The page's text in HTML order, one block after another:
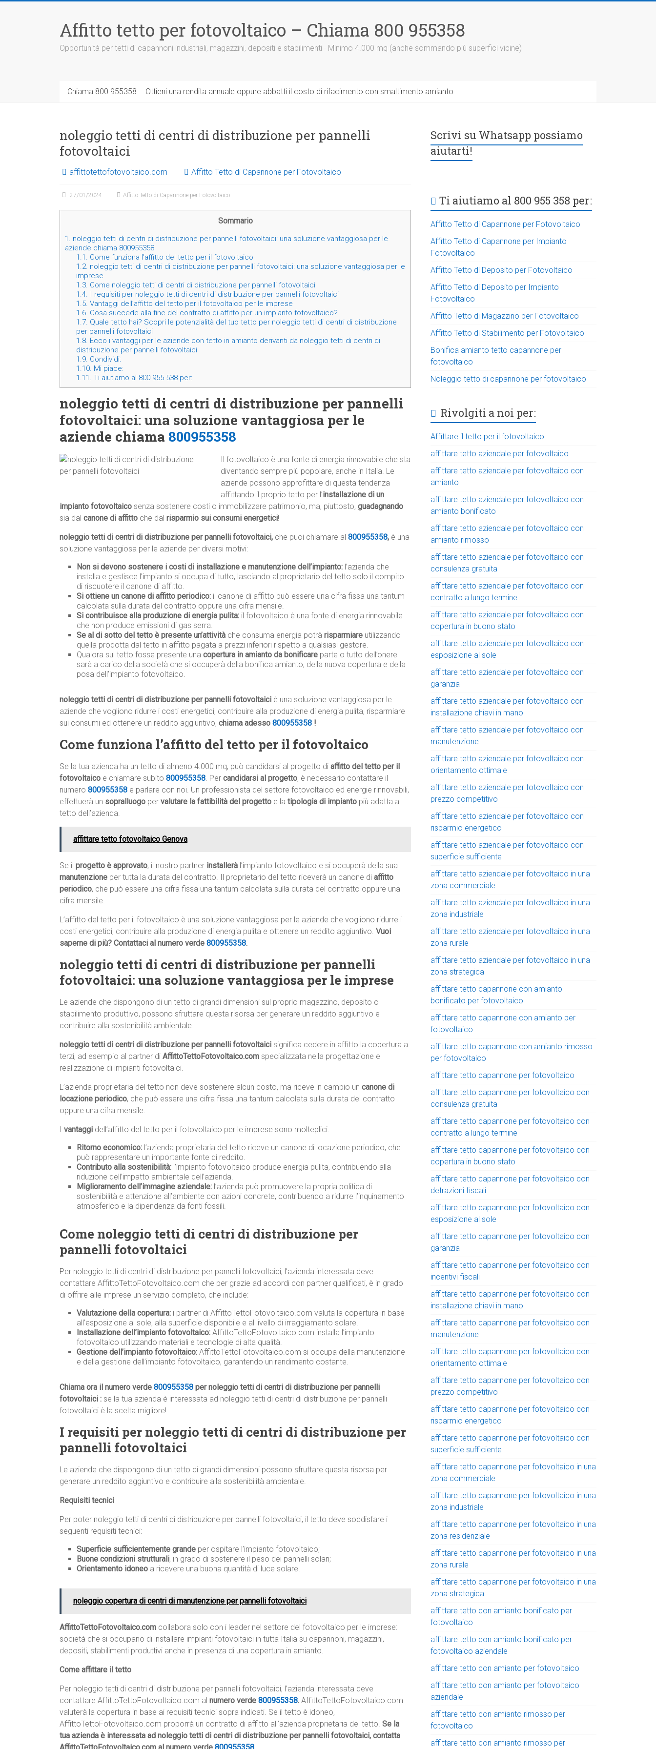
Affitto tetto per fotovoltaico – Chiama 800 955358
Opportunità per tetti di capannoni industriali, magazzini, depositi e stabilimenti · Minimo 4.000 mq (anche sommando più superfici vicine)
Chiama 800 955358 – Ottieni una rendita annuale oppure abbatti il costo di rifacimento con smaltimento amianto
noleggio tetti di centri di distribuzione per pannelli
fotovoltaici
affittotettofotovoltaico.com Affitto Tetto di Capannone per Fotovoltaico
27/01/2024 Affitto Tetto di Capannone per Fotovoltaico
Sommario
1. noleggio tetti di centri di distribuzione per pannelli fotovoltaici: una soluzione vantaggiosa per le
aziende chiama 800955358
1.1. Come funziona l’affitto del tetto per il fotovoltaico
1.2. noleggio tetti di centri di distribuzione per pannelli fotovoltaici: una soluzione vantaggiosa per le
imprese
1.3. Come noleggio tetti di centri di distribuzione per pannelli fotovoltaici
1.4. I requisiti per noleggio tetti di centri di distribuzione per pannelli fotovoltaici
1.5. Vantaggi dell’affitto del tetto per il fotovoltaico per le imprese
1.6. Cosa succede alla fine del contratto di affitto per un impianto fotovoltaico?
1.7. Quale tetto hai? Scopri le potenzialità del tuo tetto per noleggio tetti di centri di distribuzione
per pannelli fotovoltaici
1.8. Ecco i vantaggi per le aziende con tetto in amianto derivanti da noleggio tetti di centri di
distribuzione per pannelli fotovoltaici
1.9. Condividi:
1.10. Mi piace:
1.11. Ti aiutiamo al 800 955 538 per:
noleggio tetti di centri di distribuzione per pannelli
fotovoltaici: una soluzione vantaggiosa per le
aziende chiama 800955358
Il fotovoltaico è una fonte di energia rinnovabile che sta
diventando sempre più popolare, anche in Italia. Le
aziende possono approfittare di questa tendenza
affittando il proprio tetto per l’installazione di un
impianto fotovoltaico senza sostenere costi o immobilizzare patrimonio, ma, piuttosto, guadagnando
sia dal canone di affitto che dal risparmio sui consumi energetici!
noleggio tetti di centri di distribuzione per pannelli fotovoltaici, che puoi chiamare al 800955358, è una
soluzione vantaggiosa per le aziende per diversi motivi:
Non si devono sostenere i costi di installazione e manutenzione dell’impianto: l’azienda che
installa e gestisce l’impianto si occupa di tutto, lasciando al proprietario del tetto solo il compito
di riscuotere il canone di affitto.
Si ottiene un canone di affitto periodico: il canone di affitto può essere una cifra fissa una tantum
calcolata sulla durata del contratto oppure una cifra mensile.
Si contribuisce alla produzione di energia pulita: il fotovoltaico è una fonte di energia rinnovabile
che non produce emissioni di gas serra.
Se al di sotto del tetto è presente un’attività che consuma energia potrà risparmiare utilizzando
quella prodotta dal tetto in affitto pagata a prezzi inferiori rispetto a qualsiasi gestore.
Qualora sul tetto fosse presente una copertura in amianto da bonificare parte o tutto dell’onere
sarà a carico della società che si occuperà della bonifica amianto, della nuova copertura e della
posa dell’impianto fotovoltaico.
noleggio tetti di centri di distribuzione per pannelli fotovoltaici è una soluzione vantaggiosa per le
aziende che vogliono ridurre i costi energetici, contribuire alla produzione di energia pulita, risparmiare
sui consumi ed ottenere un reddito aggiuntivo, chiama adesso 800955358 !
Come funziona l’affitto del tetto per il fotovoltaico
Se la tua azienda ha un tetto di almeno 4.000 mq, può candidarsi al progetto di affitto del tetto per il
fotovoltaico e chiamare subito 800955358. Per candidarsi al progetto, è necessario contattare il
numero 800955358 e parlare con noi. Un professionista del settore fotovoltaico ed energie rinnovabili,
effettuerà un sopralluogo per valutare la fattibilità del progetto e la tipologia di impianto più adatta al
tetto dell’azienda.
affittare tetto fotovoltaico Genova
Se il progetto è approvato, il nostro partner installerà l’impianto fotovoltaico e si occuperà della sua
manutenzione per tutta la durata del contratto. Il proprietario del tetto riceverà un canone di affitto
periodico, che può essere una cifra fissa una tantum calcolata sulla durata del contratto oppure una
cifra mensile.
L’affitto del tetto per il fotovoltaico è una soluzione vantaggiosa per le aziende che vogliono ridurre i
costi energetici, contribuire alla produzione di energia pulita e ottenere un reddito aggiuntivo. Vuoi
saperne di più? Contattaci al numero verde 800955358.
noleggio tetti di centri di distribuzione per pannelli
fotovoltaici: una soluzione vantaggiosa per le imprese
Le aziende che dispongono di un tetto di grandi dimensioni sul proprio magazzino, deposito o
stabilimento produttivo, possono sfruttare questa risorsa per generare un reddito aggiuntivo e
contribuire alla sostenibilità ambientale.
noleggio tetti di centri di distribuzione per pannelli fotovoltaici significa cedere in affitto la copertura a
terzi, ad esempio al partner di AffittoTettoFotovoltaico.com specializzata nella progettazione e
realizzazione di impianti fotovoltaici.
L’azienda proprietaria del tetto non deve sostenere alcun costo, ma riceve in cambio un canone di
locazione periodico, che può essere una cifra fissa una tantum calcolata sulla durata del contratto
oppure una cifra mensile.
vantaggi dell’affitto del tetto per il fotovoltaico per le imprese sono molteplici:
Ritorno economico: l’azienda proprietaria del tetto riceve un canone di locazione periodico, che
può rappresentare un importante fonte di reddito.
Contributo alla sostenibilità: l’impianto fotovoltaico produce energia pulita, contribuendo alla
riduzione dell’impatto ambientale dell’azienda.
Miglioramento dell’immagine aziendale: l’azienda può promuovere la propria politica di
sostenibilità e attenzione all’ambiente con azioni concrete, contribuendo a ridurre l’inquinamento
atmosferico e la dipendenza da fonti fossili.
Come noleggio tetti di centri di distribuzione per
pannelli fotovoltaici
Per noleggio tetti di centri di distribuzione per pannelli fotovoltaici, l’azienda interessata deve
contattare AffittoTettoFotovoltaico.com che per grazie ad accordi con partner qualificati, è in grado
di offrire alle imprese un servizio completo, che include:
Valutazione della copertura: i partner di AffittoTettoFotovoltaico.com valuta la copertura in base
all’esposizione al sole, alla superficie disponibile e al livello di irraggiamento solare.
Installazione dell’impianto fotovoltaico: AffittoTettoFotovoltaico.com installa l’impianto
fotovoltaico utilizzando materiali e tecnologie di alta qualità.
Gestione dell’impianto fotovoltaico: AffittoTettoFotovoltaico.com si occupa della manutenzione
e della gestione dell’impianto fotovoltaico, garantendo un rendimento costante.
Chiama ora il numero verde 800955358 per noleggio tetti di centri di distribuzione per pannelli
fotovoltaici : se la tua azienda è interessata ad noleggio tetti di centri di distribuzione per pannelli
fotovoltaici è la scelta migliore!
I requisiti per noleggio tetti di centri di distribuzione per
pannelli fotovoltaici
Le aziende che dispongono di un tetto di grandi dimensioni possono sfruttare questa risorsa per
generare un reddito aggiuntivo e contribuire alla sostenibilità ambientale.
Requisiti tecnici
Per poter noleggio tetti di centri di distribuzione per pannelli fotovoltaici, il tetto deve soddisfare i
seguenti requisiti tecnici:
Superficie sufficientemente grande per ospitare l’impianto fotovoltaico;
Buone condizioni strutturali, in grado di sostenere il peso dei pannelli solari;
Orientamento idoneo a ricevere una buona quantità di luce solare.
noleggio copertura di centri di manutenzione per pannelli fotovoltaici
AffittoTettoFotovoltaico.com collabora solo con i leader nel settore del fotovoltaico per le imprese:
società che si occupano di installare impianti fotovoltaici in tutta Italia su capannoni, magazzini,
depositi, stabilimenti produttivi anche in presenza di una copertura in amianto.
Come affittare il tetto
Per noleggio tetti di centri di distribuzione per pannelli fotovoltaici, l’azienda interessata deve
contattare AffittoTettoFotovoltaico.com al numero verde 800955358. AffittoTettoFotovoltaico.com
valuterà la copertura in base ai requisiti tecnici sopra indicati. Se il tetto è idoneo,
AffittoTettoFotovoltaico.com proporrà un contratto di affitto all’azienda proprietaria del tetto. Se la
tua azienda è interessata ad noleggio tetti di centri di distribuzione per pannelli fotovoltaici, contatta
Scrivi su Whatsapp possiamo
aiutarti!
Ti aiutiamo al 800 955 358 per:
Affitto Tetto di Capannone per Fotovoltaico
Affitto Tetto di Capannone per Impianto
Fotovoltaico
Affitto Tetto di Deposito per Fotovoltaico
Affitto Tetto di Deposito per Impianto
Fotovoltaico
Affitto Tetto di Magazzino per Fotovoltaico
Affitto Tetto di Stabilimento per Fotovoltaico
Bonifica amianto tetto capannone per
fotovoltaico
Noleggio tetto di capannone per fotovoltaico
Rivolgiti a noi per:
Affittare il tetto per il fotovoltaico
affittare tetto aziendale per fotovoltaico
affittare tetto aziendale per fotovoltaico con
amianto
affittare tetto aziendale per fotovoltaico con
amianto bonificato
affittare tetto aziendale per fotovoltaico con
amianto rimosso
affittare tetto aziendale per fotovoltaico con
consulenza gratuita
affittare tetto aziendale per fotovoltaico con
contratto a lungo termine
affittare tetto aziendale per fotovoltaico con
copertura in buono stato
affittare tetto aziendale per fotovoltaico con
esposizione al sole
affittare tetto aziendale per fotovoltaico con
garanzia
affittare tetto aziendale per fotovoltaico con
installazione chiavi in mano
affittare tetto aziendale per fotovoltaico con
manutenzione
affittare tetto aziendale per fotovoltaico con
orientamento ottimale
affittare tetto aziendale per fotovoltaico con
prezzo competitivo
affittare tetto aziendale per fotovoltaico con
risparmio energetico
affittare tetto aziendale per fotovoltaico con
superficie sufficiente
affittare tetto aziendale per fotovoltaico in una
zona commerciale
affittare tetto aziendale per fotovoltaico in una
zona industriale
affittare tetto aziendale per fotovoltaico in una
zona rurale
affittare tetto aziendale per fotovoltaico in una
zona strategica
affittare tetto capannone con amianto
bonificato per fotovoltaico
affittare tetto capannone con amianto per
fotovoltaico
affittare tetto capannone con amianto rimosso
per fotovoltaico
affittare tetto capannone per fotovoltaico
affittare tetto capannone per fotovoltaico con
consulenza gratuita
affittare tetto capannone per fotovoltaico con
contratto a lungo termine
affittare tetto capannone per fotovoltaico con
copertura in buono stato
affittare tetto capannone per fotovoltaico con
detrazioni fiscali
affittare tetto capannone per fotovoltaico con
esposizione al sole
affittare tetto capannone per fotovoltaico con
garanzia
affittare tetto capannone per fotovoltaico con
incentivi fiscali
affittare tetto capannone per fotovoltaico con
installazione chiavi in mano
affittare tetto capannone per fotovoltaico con
manutenzione
affittare tetto capannone per fotovoltaico con
orientamento ottimale
affittare tetto capannone per fotovoltaico con
prezzo competitivo
affittare tetto capannone per fotovoltaico con
risparmio energetico
affittare tetto capannone per fotovoltaico con
superficie sufficiente
affittare tetto capannone per fotovoltaico in una
zona commerciale
affittare tetto capannone per fotovoltaico in una
zona industriale
affittare tetto capannone per fotovoltaico in una
zona residenziale
affittare tetto capannone per fotovoltaico in una
zona rurale
affittare tetto capannone per fotovoltaico in una
zona strategica
affittare tetto con amianto bonificato per
fotovoltaico
affittare tetto con amianto bonificato per
fotovoltaico aziendale
affittare tetto con amianto per fotovoltaico
affittare tetto con amianto per fotovoltaico
aziendale
affittare tetto con amianto rimosso per
fotovoltaico
affittare tetto con amianto rimosso per